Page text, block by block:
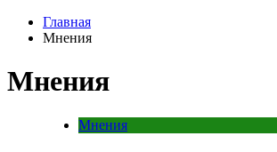
Главная
Мнения
Мнения
Мнения